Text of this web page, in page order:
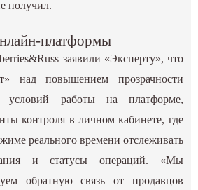
получил.
платформы
заявили «‎Эксперту», что
над повышением прозрачности
условий работы на платформе,
контроля в личном кабинете, где
реального времени отслеживать
и статусы операций. «‎Мы
обратную связь от продавцов